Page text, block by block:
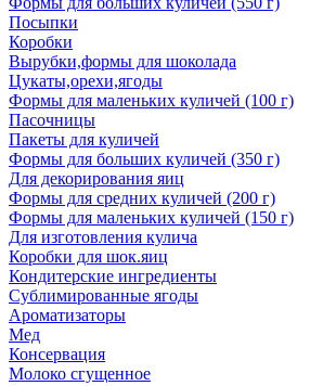
Посыпки
Коробки
Вырубки,формы для шоколада
Цукаты,орехи,ягоды
Формы для маленьких куличей (100 г)
Пасочницы
Пакеты для куличей
Формы для больших куличей (350 г)
Для декорирования яиц
Формы для средних куличей (200 г)
Формы для маленьких куличей (150 г)
Для изготовления кулича
Коробки для шок.яиц
Кондитерские ингредиенты
Сублимированные ягоды
Ароматизаторы
Мед
Консервация
Молоко сгущенное